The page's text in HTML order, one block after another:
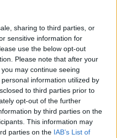
sharing to third parties, or
sensitive information for
use the below opt-out
Please note that after your
may continue seeing
information utilized by
to third parties prior to
opt-out of the further
by third parties on the
This information may
parties on the IAB’s List of
unadecisione da
anche in caso di
lepartite
prima della sosta
essere ad ogni modo